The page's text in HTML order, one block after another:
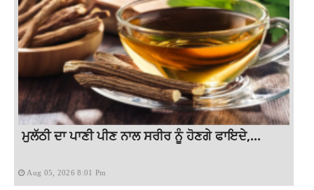
ਮੁਲੱਠੀ ਦਾ ਪਾਣੀ ਪੀਣ ਨਾਲ ਸਰੀਰ ਨੂੰ ਹੋਣਗੇ ਫਾਇਦੇ,...
Aug 05, 2026 8:01 Pm